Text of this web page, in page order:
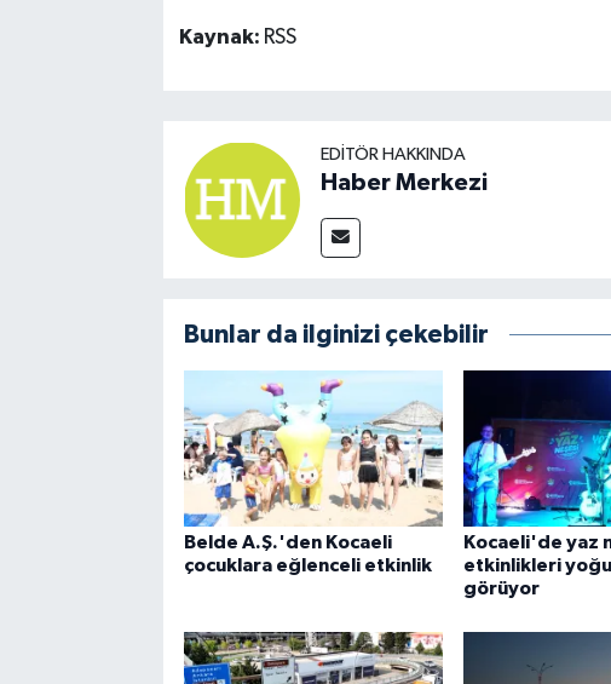
Kaynak: RSS
EDITÖR HAKKINDA
Haber Merkezi
Bunlar da ilginizi çekebilir
Belde A.Ş.'den Kocaeli
çocuklara eğlenceli etkinlik
Kocaeli'de yaz
etkinlikleri
görüyor